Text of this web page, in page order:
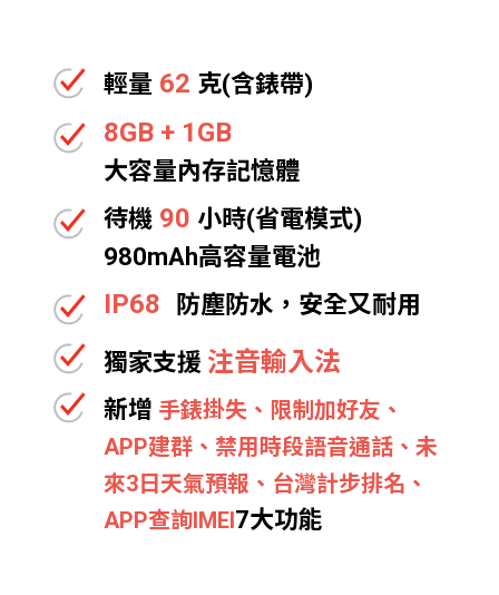
輕量 62 克(含錶帶)
8GB + 1GB
大容量內存記憶體
待機 90 小時(省電模式)
980mAh高容量電池
IP68 防塵防水，安全又耐用
獨家支援 注音輸入法
新增 手錶掛失、限制加好友、
APP建群、禁用時段語音通話、未
來3日天氣預報、台灣計步排名、
APP查詢IMEI7大功能